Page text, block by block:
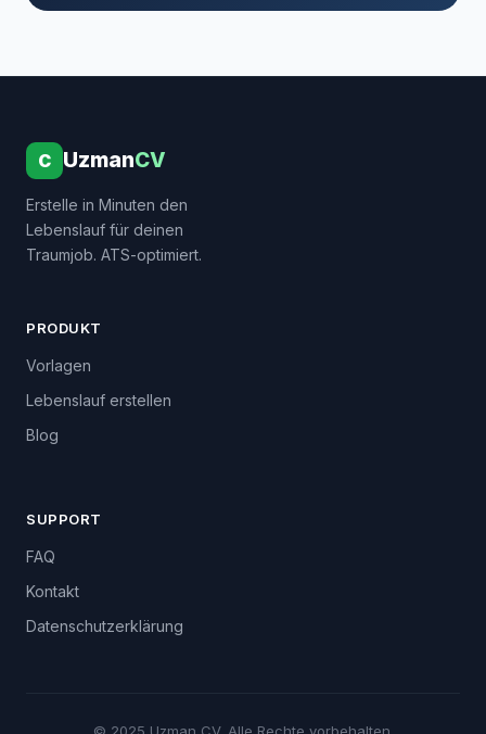
C UzmanCV
Erstelle in Minuten den
Lebenslauf für deinen
Traumjob. ATS-optimiert.
PRODUKT
Vorlagen
Lebenslauf erstellen
Blog
SUPPORT
FAQ
Kontakt
Datenschutzerklärung